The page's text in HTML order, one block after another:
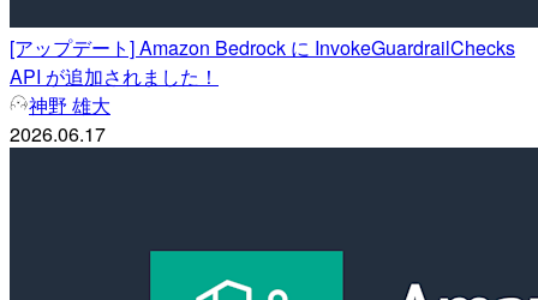
[アップデート] Amazon Bedrock に InvokeGuardrailChecks
API が追加されました！
神野 雄大
2026.06.17